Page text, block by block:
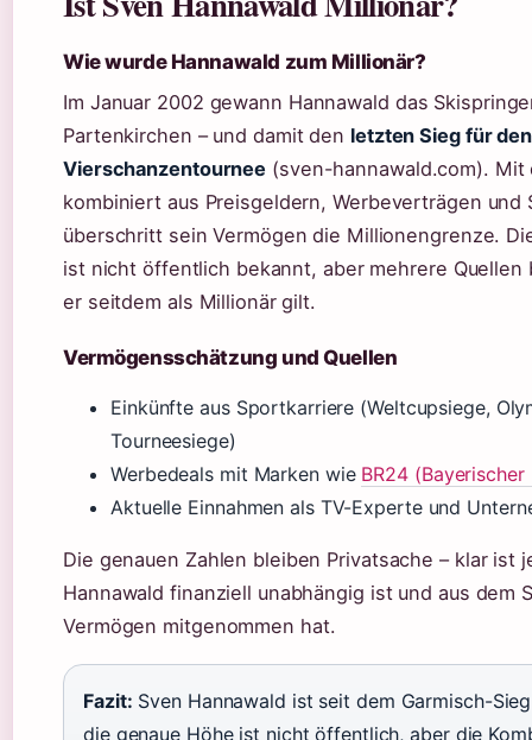
Wie wurde Hannawald zum Millionär?
Im Januar 2002 gewann Hannawald das
Partenkirchen – und damit den letzten Sieg für
Vierschanzentournee (sven-hannawald.com). Mit
kombiniert aus Preisgeldern, Werbeverträgen und
überschritt sein Vermögen die Millionengrenze.
ist nicht öffentlich bekannt, aber mehrere Quellen
er seitdem als Millionär gilt.
Vermögensschätzung und Quellen
Einkünfte aus Sportkarriere (Weltcupsiege,
Tourneesiege)
Werbedeals mit Marken wie BR24 (Bayerischer
Aktuelle Einnahmen als TV-Experte und
Die genauen Zahlen bleiben Privatsache – klar ist
Hannawald finanziell unabhängig ist und aus dem
Vermögen mitgenommen hat.
Fazit: Sven Hannawald ist seit dem Garmisch-
die genaue Höhe ist nicht öffentlich, aber die